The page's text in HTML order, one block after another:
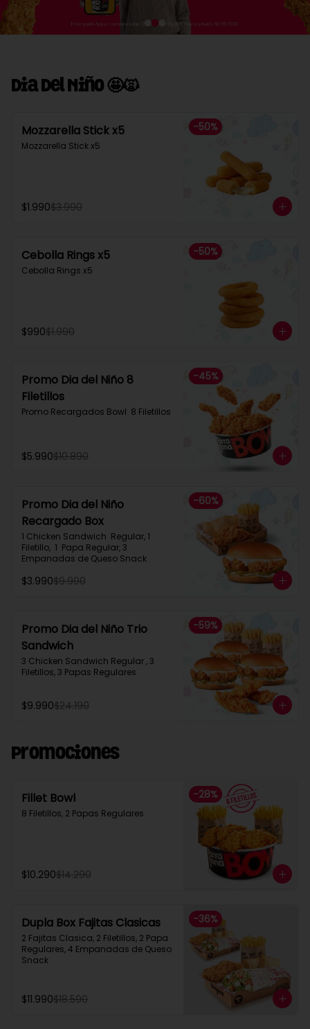
Dia Del Niño 🤩🙀
-50%
Mozzarella Stick x5
Mozzarella Stick x5
$1.990$3.990
-50%
Cebolla Rings x5
Cebolla Rings x5
$990$1.990
-45%
Promo Dia del Niño 8
Filetillos​
Promo Recargados Bowl  8 Filetillos
$5.990$10.890
-60%
Promo Dia del Niño
Recargado Box​
1 Chicken Sandwich  Regular, 1
Filetillo,  1  Papa Regular, 3
Empanadas de Queso Snack
$3.990$9.990
-59%
Promo Dia del Niño Trio
Sandwich​
3 Chicken Sandwich Regular , 3
Filetillos, 3 Papas Regulares
$9.990$24.190
Promociones
-28%
Fillet Bowl
8 Filetillos, 2 Papas Regulares
$10.290$14.290
-36%
Dupla Box Fajitas Clasicas
2 Fajitas Clasica, 2 Filetillos, 2 Papa
Regulares, 4 Empanadas de Queso
Snack
$11.990$18.590